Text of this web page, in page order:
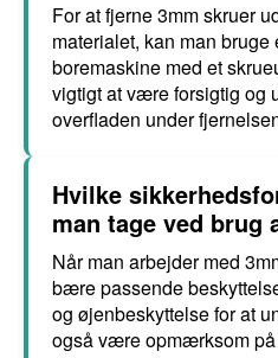
For at fjerne 3mm skruer
materialet, kan man
boremaskine med et
vigtigt at være forsigtig og
overfladen under
Hvilke
man tage ved brug
Når man arbejder med
bære passende
og øjenbeskyttelse for at
også være opmærksom